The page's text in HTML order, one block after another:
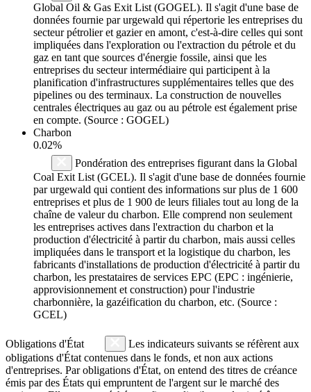
Global Oil & Gas Exit List (GOGEL). Il s'agit d'une base de
données fournie par urgewald qui répertorie les entreprises du
secteur pétrolier et gazier en amont, c'est-à-dire celles qui sont
impliquées dans l'exploration ou l'extraction du pétrole et du
gaz en tant que sources d'énergie fossile, ainsi que les
entreprises du secteur intermédiaire qui participent à la
planification d'infrastructures supplémentaires telles que des
pipelines ou des terminaux. La construction de nouvelles
centrales électriques au gaz ou au pétrole est également prise
en compte. (Source : GOGEL)
Charbon
0.02%
Pondération des entreprises figurant dans la Global
Coal Exit List (GCEL). Il s'agit d'une base de données fournie
par urgewald qui contient des informations sur plus de 1 600
entreprises et plus de 1 900 de leurs filiales tout au long de la
chaîne de valeur du charbon. Elle comprend non seulement
les entreprises actives dans l'extraction du charbon et la
production d'électricité à partir du charbon, mais aussi celles
impliquées dans le transport et la logistique du charbon, les
fabricants d'installations de production d'électricité à partir du
charbon, les prestataires de services EPC (EPC : ingénierie,
approvisionnement et construction) pour l'industrie
charbonnière, la gazéification du charbon, etc. (Source :
GCEL)
Obligations d'État
Les indicateurs suivants se réfèrent aux
obligations d'État contenues dans le fonds, et non aux actions
d'entreprises. Par obligations d'État, on entend des titres de créance
émis par des États qui empruntent de l'argent sur le marché des